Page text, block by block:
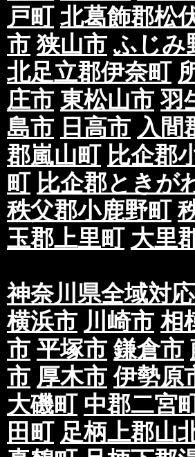
戸町 北葛飾郡松
市 狭山市 ふじみ
北足立郡伊奈町
庄市 東松山市 羽
島市 日高市 入間
郡嵐山町 比企郡
町 比企郡ときが
秩父郡小鹿野町
玉郡上里町 大里
神奈川県全域対応
横浜市 川崎市 相
市 平塚市 鎌倉市
市 厚木市 伊勢原
大磯町 中郡二宮
田町 足柄上郡山